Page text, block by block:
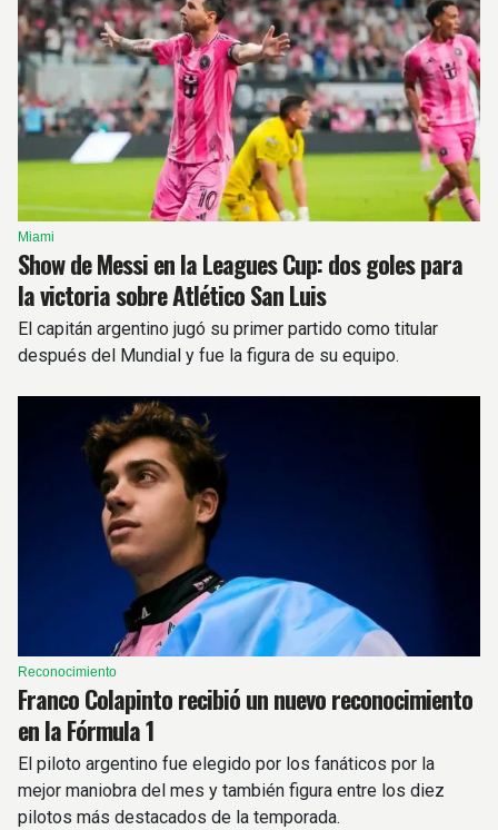
Miami
Show de Messi en la Leagues Cup: dos goles para
la victoria sobre Atlético San Luis
El capitán argentino jugó su primer partido como titular
después del Mundial y fue la figura de su equipo.
Reconocimiento
Franco Colapinto recibió un nuevo reconocimiento
en la Fórmula 1
El piloto argentino fue elegido por los fanáticos por la
mejor maniobra del mes y también figura entre los diez
pilotos más destacados de la temporada.